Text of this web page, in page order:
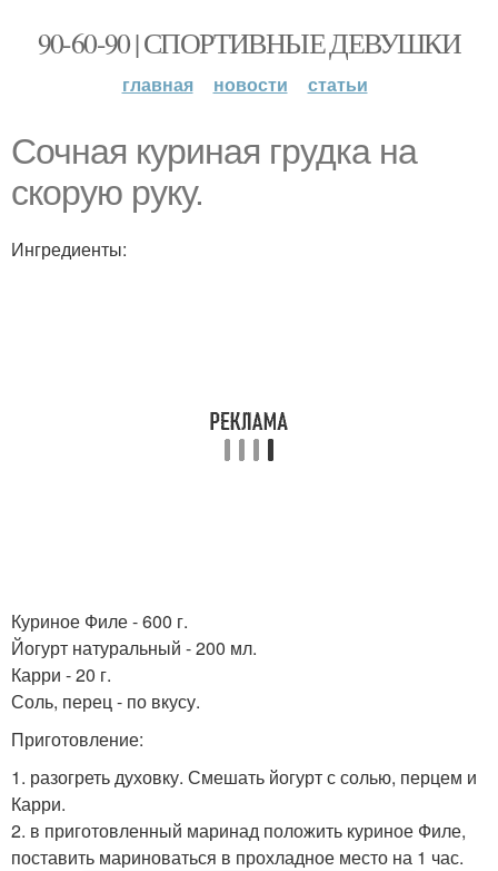
90-60-90 | СПОРТИВНЫЕ ДЕВУШКИ
главная новости статьи
Сочная куриная грудка на
скорую руку.
Ингредиенты:
Куриное Филе - 600 г.
Йогурт натуральный - 200 мл.
Карри - 20 г.
Соль, перец - по вкусу.
Приготовление:
1. разогреть духовку. Смешать йогурт с солью, перцем и
Карри.
2. в приготовленный маринад положить куриное Филе,
поставить мариноваться в прохладное место на 1 час.